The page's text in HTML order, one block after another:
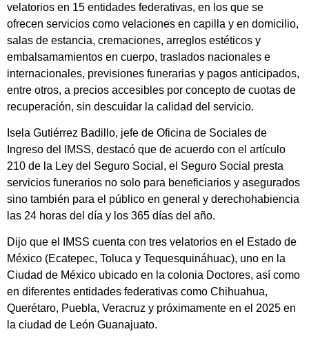
velatorios en 15 entidades federativas, en los que se
ofrecen servicios como velaciones en capilla y en domicilio,
salas de estancia, cremaciones, arreglos estéticos y
embalsamamientos en cuerpo, traslados nacionales e
internacionales, previsiones funerarias y pagos anticipados,
entre otros, a precios accesibles por concepto de cuotas de
recuperación, sin descuidar la calidad del servicio.
Isela Gutiérrez Badillo, jefe de Oficina de Sociales de
Ingreso del IMSS, destacó que de acuerdo con el artículo
210 de la Ley del Seguro Social, el Seguro Social presta
servicios funerarios no solo para beneficiarios y asegurados
sino también para el público en general y derechohabiencia
las 24 horas del día y los 365 días del año.
Dijo que el IMSS cuenta con tres velatorios en el Estado de
México (Ecatepec, Toluca y Tequesquináhuac), uno en la
Ciudad de México ubicado en la colonia Doctores, así como
en diferentes entidades federativas como Chihuahua,
Querétaro, Puebla, Veracruz y próximamente en el 2025 en
la ciudad de León Guanajuato.